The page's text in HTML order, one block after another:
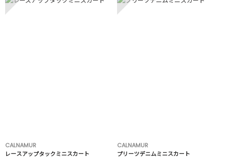
CALNAMUR
レースアップタックミニスカート
CALNAMUR
プリーツデニムミニスカート